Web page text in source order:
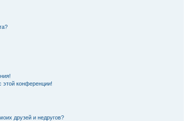
этой конференции!
друзей и недругов?